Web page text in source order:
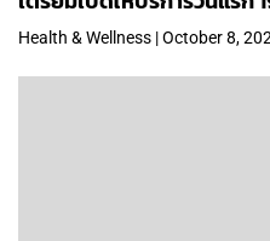
Health & Wellness | October 8,